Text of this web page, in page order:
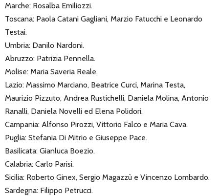
Marche: Rosalba Emiliozzi.
Toscana: Paola Catani Gagliani, Marzio Fatucchi e Leonardo
Testai.
Umbria: Danilo Nardoni.
Abruzzo: Patrizia Pennella.
Molise: Maria Saveria Reale.
Lazio: Massimo Marciano, Beatrice Curci, Marina Testa,
Maurizio Pizzuto, Andrea Rustichelli, Daniela Molina, Antonio
Ranalli, Daniela Novelli ed Elena Polidori.
Campania: Alfonso Pirozzi, Vittorio Falco e Maria Cava.
Puglia: Stefania Di Mitrio e Giuseppe Pace.
Basilicata: Gianluca Boezio.
Calabria: Carlo Parisi.
Sicilia: Roberto Ginex, Sergio Magazzù e Vincenzo Lombardo.
Sardegna: Filippo Petrucci.